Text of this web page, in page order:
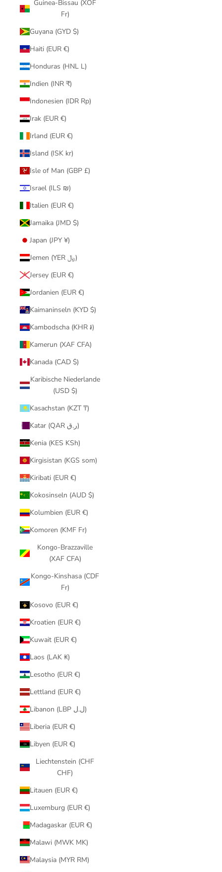
Guinea-Bissau (XOF
Fr)
Guyana (GYD $)
Haiti (EUR €)
Honduras (HNL L)
Indien (INR ₹)
Indonesien (IDR Rp)
Irak (EUR €)
Irland (EUR €)
Island (ISK kr)
Isle of Man (GBP £)
Israel (ILS ₪)
Italien (EUR €)
Jamaika (JMD $)
Japan (JPY ¥)
Jemen (YER ﷼)
Jersey (EUR €)
Jordanien (EUR €)
Kaimaninseln (KYD $)
Kambodscha (KHR ៛)
Kamerun (XAF CFA)
Kanada (CAD $)
Karibische Niederlande
(USD $)
Kasachstan (KZT ₸)
Katar (QAR ر.ق)
Kenia (KES KSh)
Kirgisistan (KGS som)
Kiribati (EUR €)
Kokosinseln (AUD $)
Kolumbien (EUR €)
Komoren (KMF Fr)
Kongo-Brazzaville
(XAF CFA)
Kongo-Kinshasa (CDF
Fr)
Kosovo (EUR €)
Kroatien (EUR €)
Kuwait (EUR €)
Laos (LAK ₭)
Lesotho (EUR €)
Lettland (EUR €)
Libanon (LBP ل.ل)
Liberia (EUR €)
Libyen (EUR €)
Liechtenstein (CHF
CHF)
Litauen (EUR €)
Luxemburg (EUR €)
Madagaskar (EUR €)
Malawi (MWK MK)
Malaysia (MYR RM)